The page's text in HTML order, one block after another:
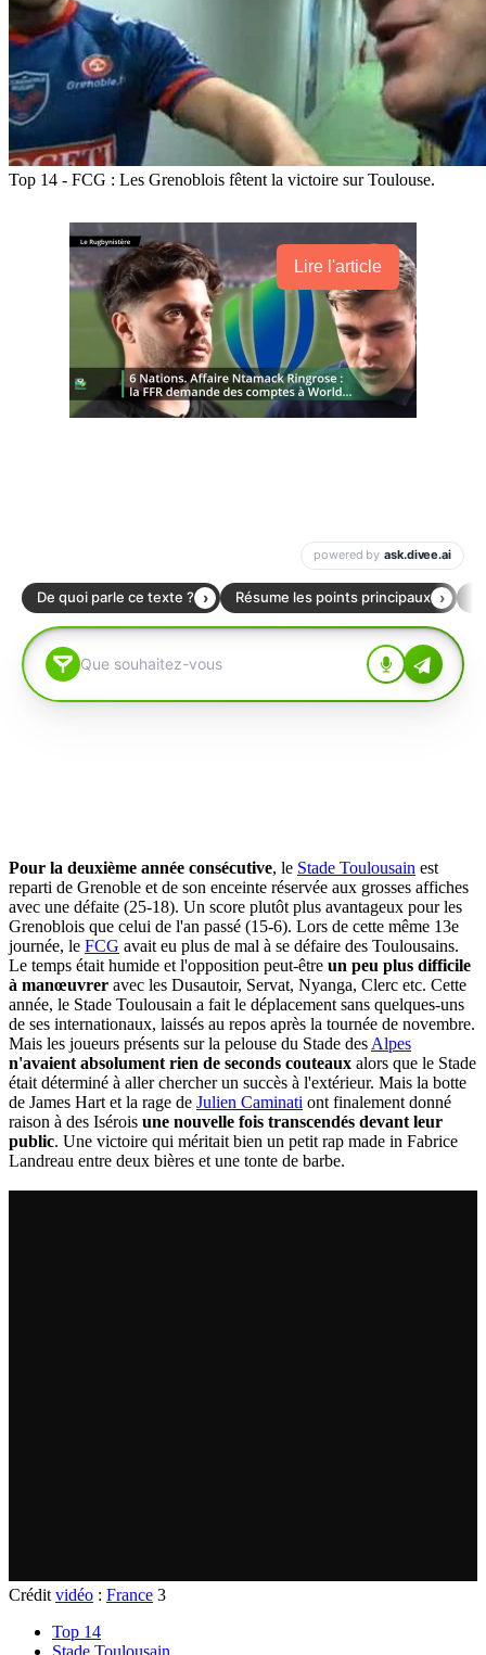
Top 14 - FCG : Les Grenoblois fêtent la victoire sur Toulouse.
Lire l'article
Pour la deuxième année consécutive, le Stade Toulousain est
reparti de Grenoble et de son enceinte réservée aux grosses affiches
avec une défaite (25-18). Un score plutôt plus avantageux pour les
Grenoblois que celui de l'an passé (15-6). Lors de cette même 13e
journée, le FCG avait eu plus de mal à se défaire des Toulousains.
Le temps était humide et l'opposition peut-être un peu plus difficile
à manœuvrer avec les Dusautoir, Servat, Nyanga, Clerc etc. Cette
année, le Stade Toulousain a fait le déplacement sans quelques-uns
de ses internationaux, laissés au repos après la tournée de novembre.
Mais les joueurs présents sur la pelouse du Stade des Alpes
n'avaient absolument rien de seconds couteaux alors que le Stade
était déterminé à aller chercher un succès à l'extérieur. Mais la botte
de James Hart et la rage de Julien Caminati ont finalement donné
raison à des Isérois une nouvelle fois transcendés devant leur
public. Une victoire qui méritait bien un petit rap made in Fabrice
Landreau entre deux bières et une tonte de barbe.
Crédit vidéo : France 3
Top 14
Stade Toulousain